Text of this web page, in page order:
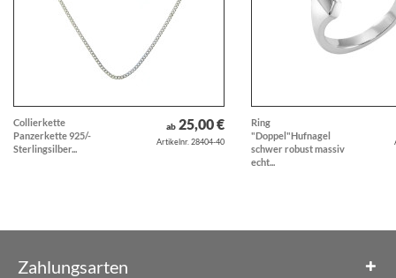
Collierkette
Panzerkette 925/-
Sterlingsilber...
ab25,00 €
Artikelnr. 28404-40
Ring
"Doppel"Hufnagel
schwer robust massiv
echt...
Zahlungsarten